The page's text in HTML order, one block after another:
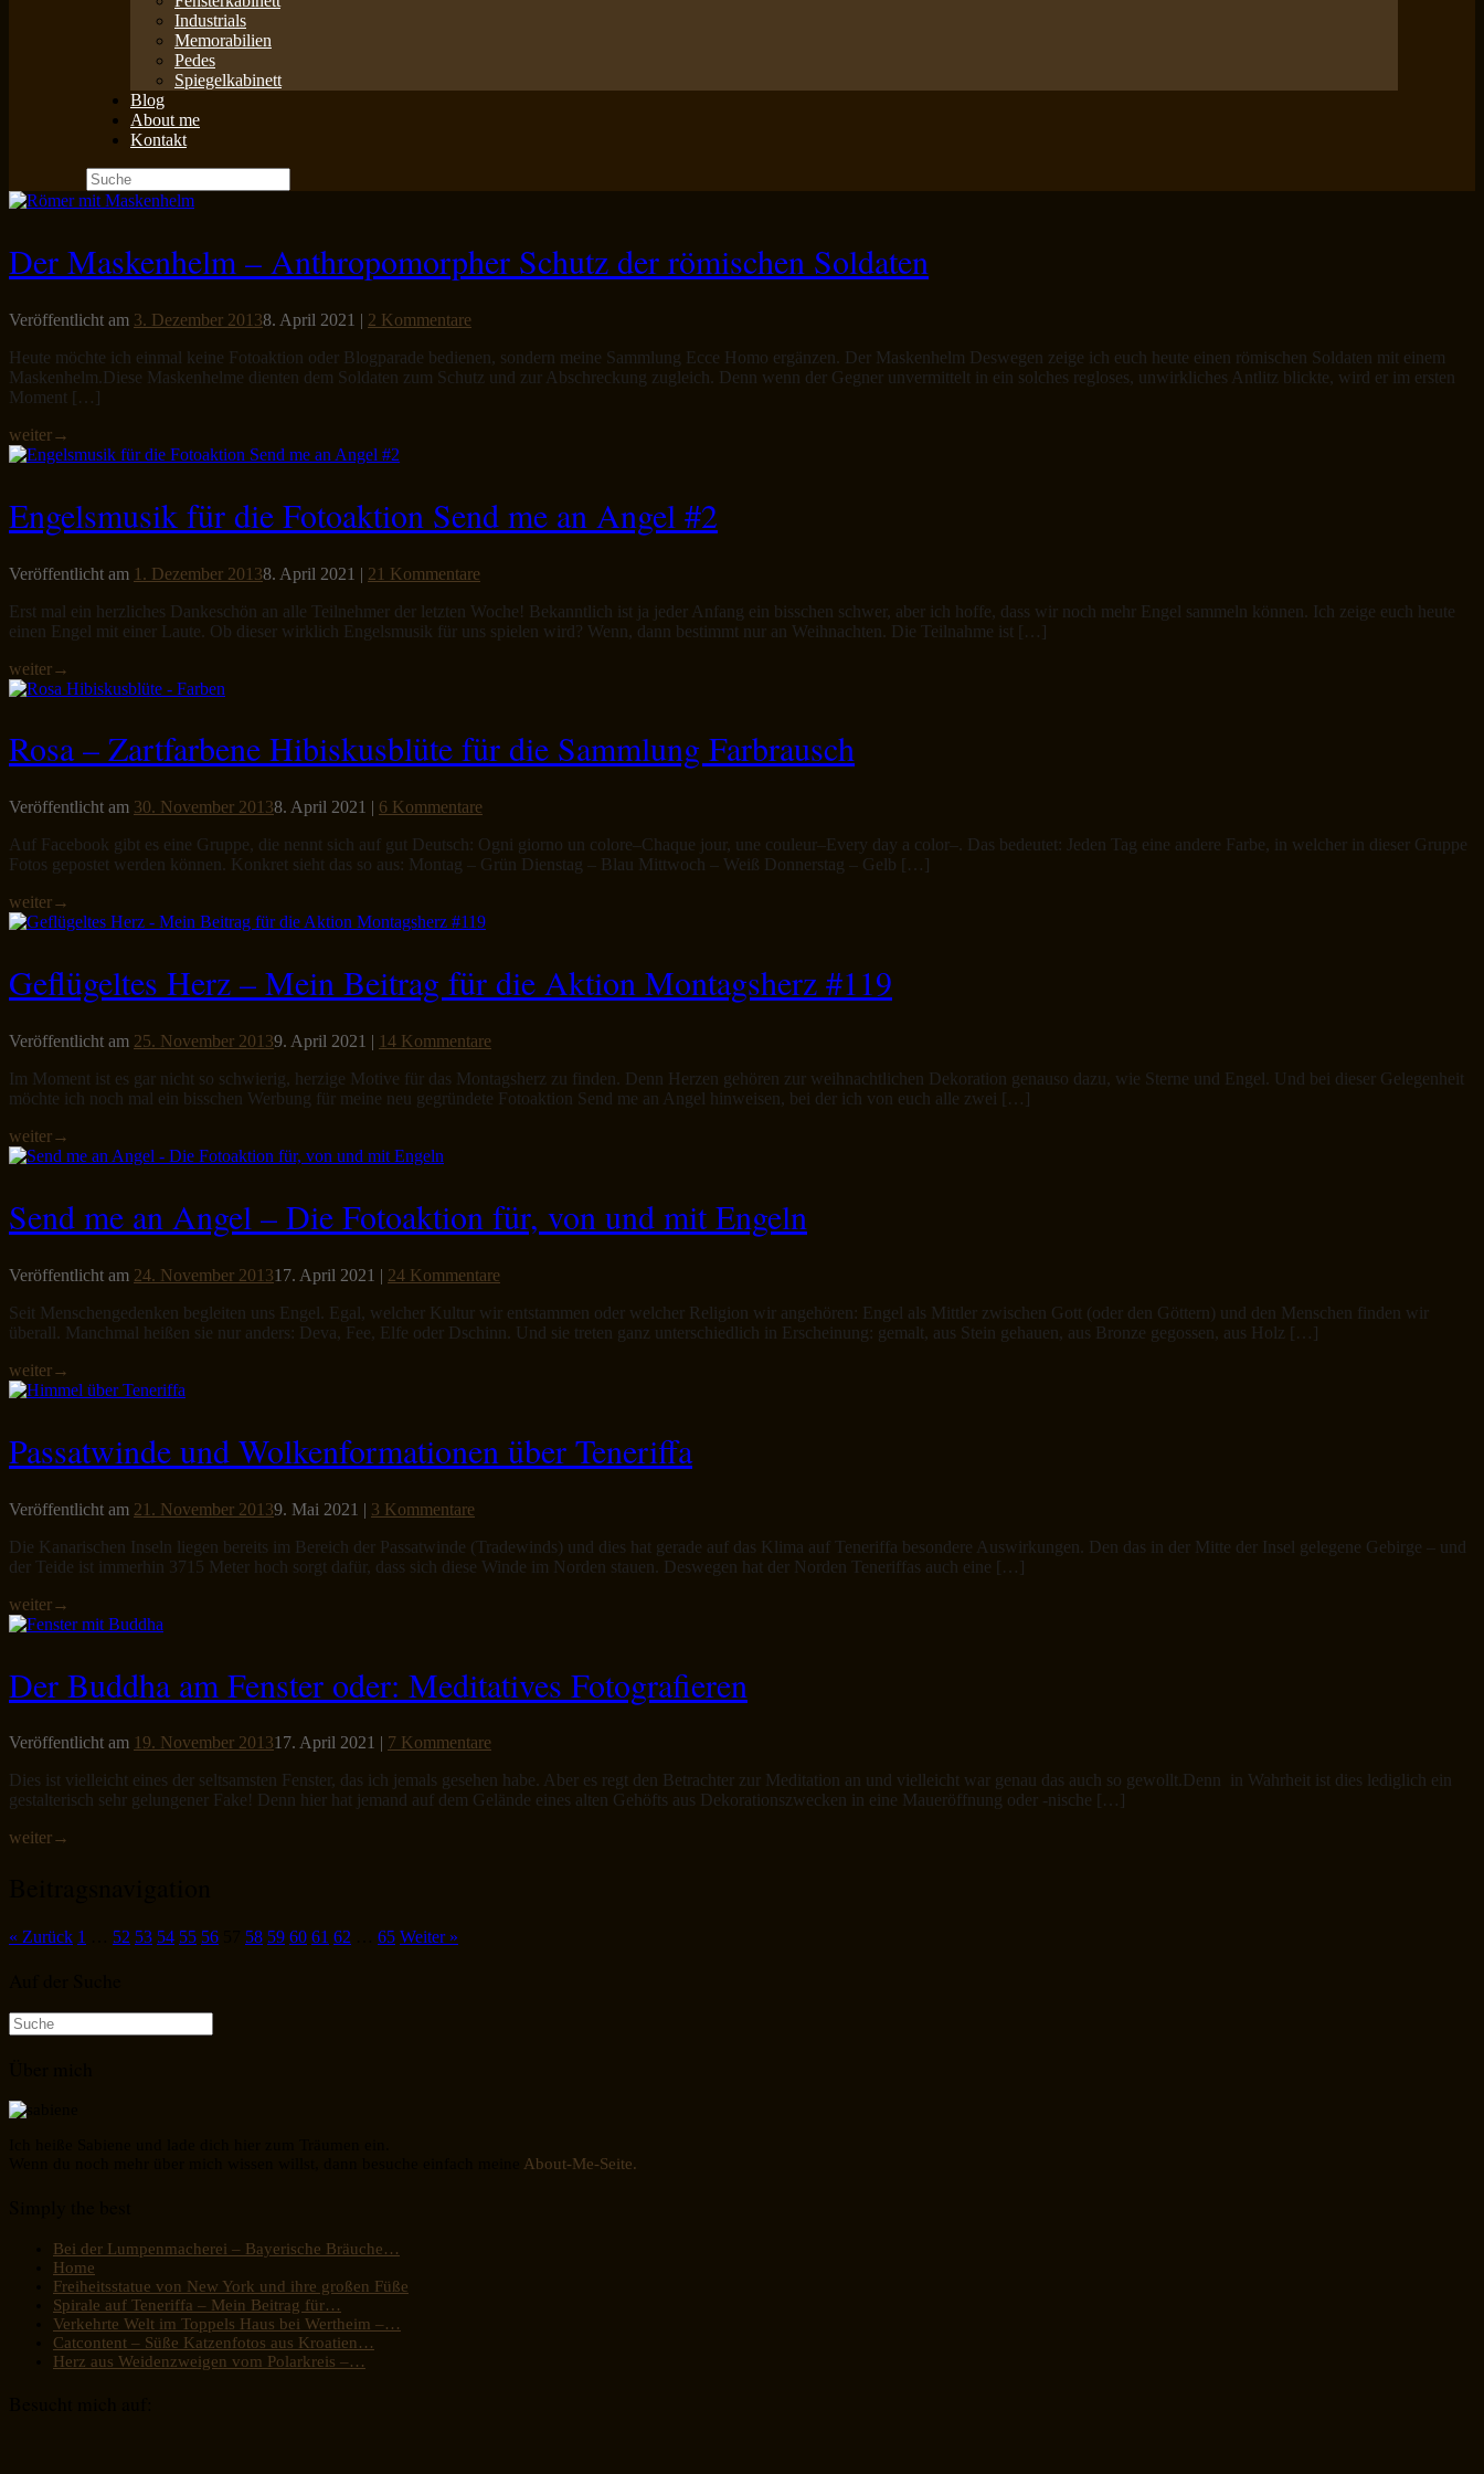
Industrials
Memorabilien
Pedes
Spiegelkabinett
Blog
About me
Kontakt
Suche
nach:
Der Maskenhelm – Anthropomorpher Schutz der römischen Soldaten
Veröffentlicht am 3. Dezember 20138. April 2021 | 2 Kommentare
Heute möchte ich einmal keine Fotoaktion oder Blogparade bedienen, sondern meine Sammlung Ecce Homo ergänzen. Der Maskenhelm Deswegen zeige ich euch heute einen römischen Soldaten mit einem
Maskenhelm.Diese Maskenhelme dienten dem Soldaten zum Schutz und zur Abschreckung zugleich. Denn wenn der Gegner unvermittelt in ein solches regloses, unwirkliches Antlitz blickte, wird er im ersten
Moment […]
weiter→
Engelsmusik für die Fotoaktion Send me an Angel #2
Veröffentlicht am 1. Dezember 20138. April 2021 | 21 Kommentare
Erst mal ein herzliches Dankeschön an alle Teilnehmer der letzten Woche! Bekanntlich ist ja jeder Anfang ein bisschen schwer, aber ich hoffe, dass wir noch mehr Engel sammeln können. Ich zeige euch heute
einen Engel mit einer Laute. Ob dieser wirklich Engelsmusik für uns spielen wird? Wenn, dann bestimmt nur an Weihnachten. Die Teilnahme ist […]
weiter→
Rosa – Zartfarbene Hibiskusblüte für die Sammlung Farbrausch
Veröffentlicht am 30. November 20138. April 2021 | 6 Kommentare
Auf Facebook gibt es eine Gruppe, die nennt sich auf gut Deutsch: Ogni giorno un colore–Chaque jour, une couleur–Every day a color–. Das bedeutet: Jeden Tag eine andere Farbe, in welcher in dieser Gruppe
Fotos gepostet werden können. Konkret sieht das so aus: Montag – Grün Dienstag – Blau Mittwoch – Weiß Donnerstag – Gelb […]
weiter→
Geflügeltes Herz – Mein Beitrag für die Aktion Montagsherz #119
Veröffentlicht am 25. November 20139. April 2021 | 14 Kommentare
Im Moment ist es gar nicht so schwierig, herzige Motive für das Montagsherz zu finden. Denn Herzen gehören zur weihnachtlichen Dekoration genauso dazu, wie Sterne und Engel. Und bei dieser Gelegenheit
möchte ich noch mal ein bisschen Werbung für meine neu gegründete Fotoaktion Send me an Angel hinweisen, bei der ich von euch alle zwei […]
weiter→
Send me an Angel – Die Fotoaktion für, von und mit Engeln
Veröffentlicht am 24. November 201317. April 2021 | 24 Kommentare
Seit Menschengedenken begleiten uns Engel. Egal, welcher Kultur wir entstammen oder welcher Religion wir angehören: Engel als Mittler zwischen Gott (oder den Göttern) und den Menschen finden wir
überall. Manchmal heißen sie nur anders: Deva, Fee, Elfe oder Dschinn. Und sie treten ganz unterschiedlich in Erscheinung: gemalt, aus Stein gehauen, aus Bronze gegossen, aus Holz […]
weiter→
Passatwinde und Wolkenformationen über Teneriffa
Veröffentlicht am 21. November 20139. Mai 2021 | 3 Kommentare
Die Kanarischen Inseln liegen bereits im Bereich der Passatwinde (Tradewinds) und dies hat gerade auf das Klima auf Teneriffa besondere Auswirkungen. Den das in der Mitte der Insel gelegene Gebirge – und
der Teide ist immerhin 3715 Meter hoch sorgt dafür, dass sich diese Winde im Norden stauen. Deswegen hat der Norden Teneriffas auch eine […]
weiter→
Der Buddha am Fenster oder: Meditatives Fotografieren
Veröffentlicht am 19. November 201317. April 2021
7 Kommentare
Dies ist vielleicht eines der seltsamsten Fenster, das ich jemals gesehen habe. Aber es regt den Betrachter zur Meditation an und vielleicht war genau das auch so gewollt.Denn in Wahrheit ist dies lediglich ein
gestalterisch sehr gelungener Fake! Denn hier hat jemand auf dem Gelände eines alten Gehöfts aus Dekorationszwecken in eine Maueröffnung oder -nische […]
weiter→
« Zurück 1 52 53 54 55 56 58 59 60 61 62 65 Weiter »
Suche
nach:
About-Me-Seite.
Bei der Lumpenmacherei – Bayerische Bräuche…
Home
Freiheitsstatue von New York und ihre großen Füße
Spirale auf Teneriffa – Mein Beitrag für…
Verkehrte Welt im Toppels Haus bei Wertheim –…
Catcontent – Süße Katzenfotos aus Kroatien…
Herz aus Weidenzweigen vom Polarkreis –…